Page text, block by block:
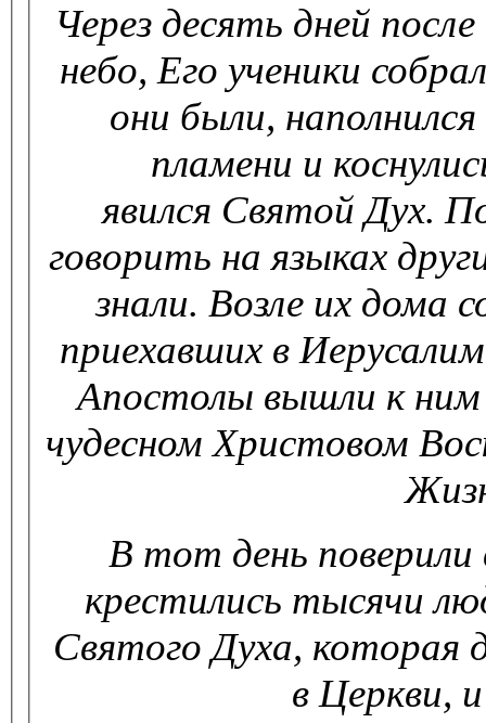
Через десять дней
небо, Его ученики
они были,
пламени и
явился Святой Дух.
говорить на языках
знали. Возле их дома
приехавших в
Апостолы вышли к
чудесном Христовом
В тот день
крестились тысячи
Святого Духа, которая
в Церкви,